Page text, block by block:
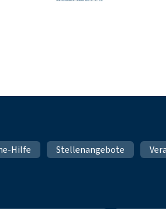
Hilfe Stellenangebote